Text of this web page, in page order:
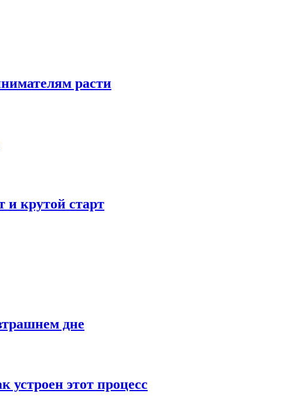
расти
крутой старт
дне
этот процесс